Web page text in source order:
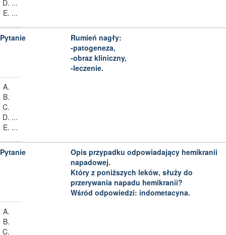
...
...
Rumień nagły:
-patogeneza,
-obraz kliniczny,
-leczenie.
...
...
Opis przypadku odpowiadający hemikranii
napadowej.
Który z poniższych leków, służy do
przerywania napadu hemikranii?
Wśród odpowiedzi: indometacyna.